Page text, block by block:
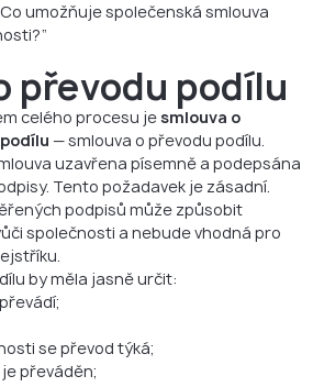
umožňuje společenská smlouva
převodu podílu
celého procesu jesmlouva o
— smlouva o převodu podílu.
uzavřena písemně a podepsána
Tento požadavek je zásadní.
podpisů může způsobit
společnosti a nebude vhodná pro
by měla jasně určit:
se převod týká;
převáděn;